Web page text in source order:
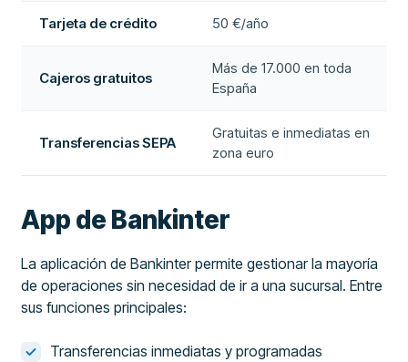
Tarjeta de crédito 50 €/año
Cajeros gratuitos
Más de 17.000 en toda
España
Transferencias SEPA
Gratuitas e inmediatas en
zona euro
App de Bankinter
La aplicación de Bankinter permite gestionar la mayoría
de operaciones sin necesidad de ir a una sucursal. Entre
sus funciones principales:
Transferencias inmediatas y programadas